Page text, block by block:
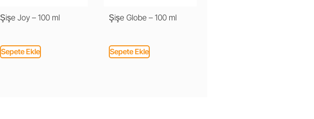
Şişe Joy – 100 ml
Sepete Ekle
Şişe Globe – 100 ml
Sepete Ekle